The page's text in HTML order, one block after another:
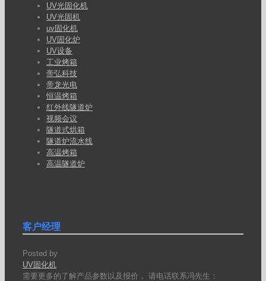
UV光固化机
UV光固机
uv固化机
UV固化炉
UV设备
工业烤箱
帝弘科技
帝龙光电
恒温烤箱
红外线隧道炉
视频会议
隧道式烘箱
隧道炉流水线
高温烤箱
高温隧道炉
客户经理
Posted by
UV固化机
需要更多的了解产品参数以及报价， 请电话联系冯先生：